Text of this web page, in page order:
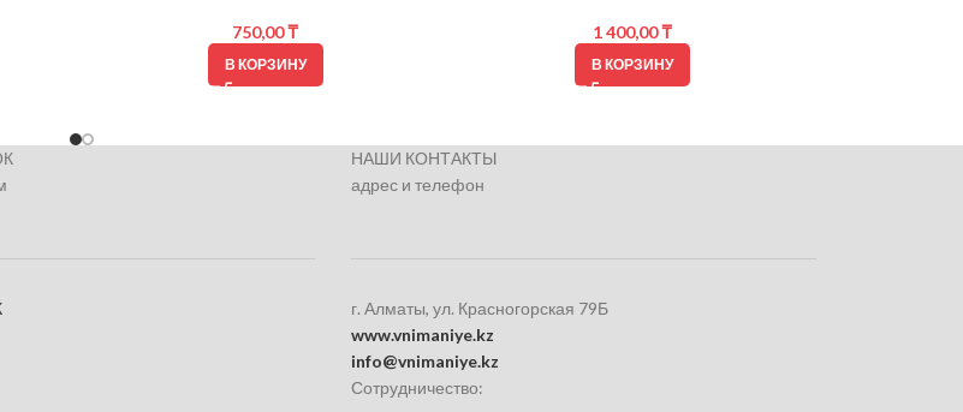
750,00₸
В КОРЗИНУ
1 400,00₸
В КОРЗИНУ
НАШИ КОНТАКТЫ
адрес и телефон
г. Алматы, ул. Красногорская 79Б
www.vnimaniye.kz
info@vnimaniye.kz
Сотрудничество: